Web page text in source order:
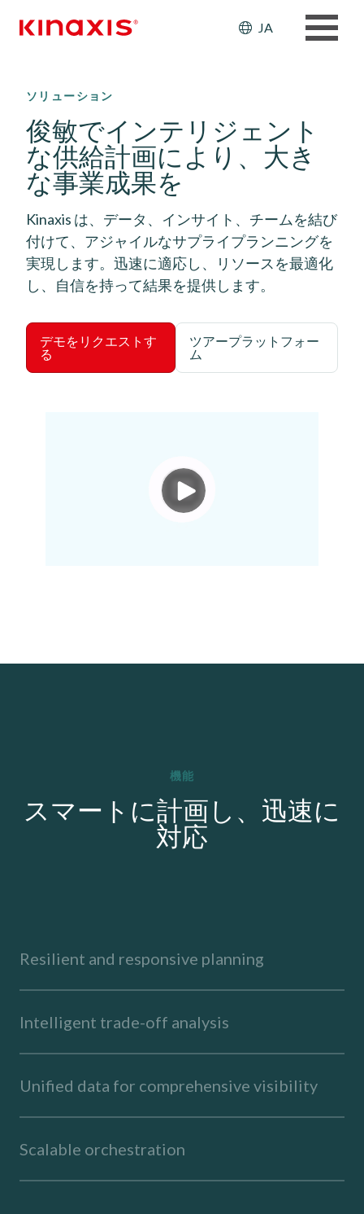
Header:
JA
ソリューション
俊敏でインテリジェント
な供給計画により、大き
な事業成果を
Kinaxis は、データ、インサイト、チームを結び
付けて、アジャイルなサプライプランニングを
実現します。迅速に適応し、リソースを最適化
し、自信を持って結果を提供します。
デモをリクエストす
る
ツアープラットフォー
ム
機能
スマートに計画し、迅速に
対応
Resilient and responsive planning
Intelligent trade-off analysis
Unified data for comprehensive visibility
Scalable orchestration